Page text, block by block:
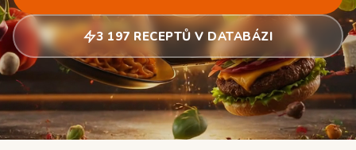
3 197 RECEPTŮ V DATABÁZI